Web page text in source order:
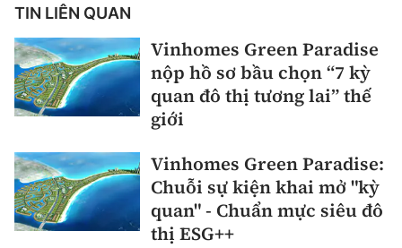
TIN LIÊN QUAN
Vinhomes Green Paradise
nộp hồ sơ bầu chọn “7 kỳ
quan đô thị tương lai” thế
giới
Vinhomes Green Paradise:
Chuỗi sự kiện khai mở "kỳ
quan" - Chuẩn mực siêu đô
thị ESG++